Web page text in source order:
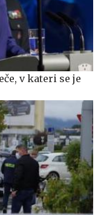
v kateri se je